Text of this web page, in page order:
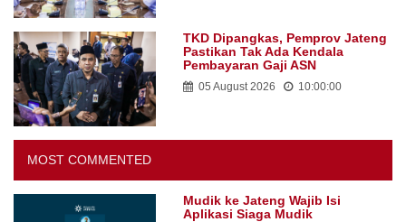
TKD Dipangkas, Pemprov Jateng
Pastikan Tak Ada Kendala
Pembayaran Gaji ASN
05 August 2026 10:00:00
MOST COMMENTED
Mudik ke Jateng Wajib Isi
Aplikasi Siaga Mudik